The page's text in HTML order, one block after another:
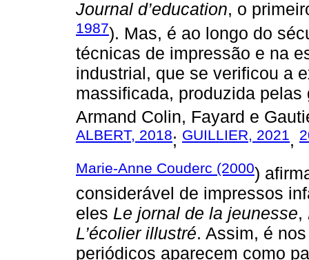
Journal d’education, o
1987). Mas, é ao longo do
técnicas de impressão e na
industrial, que se verificou a
massificada, produzida
Armand Colin, Fayard e
ALBERT, 2018; GUILLIER, 2021,
Marie-Anne Couderc (2000)
considerável de impressos
eles Le jornal de la jeunesse,
L’écolier illustré. Assim, é
periódicos aparecem como